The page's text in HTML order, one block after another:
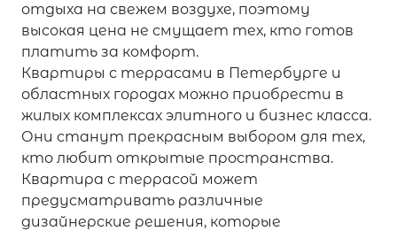
отдыха на свежем воздухе, поэтому
высокая цена не смущает тех, кто готов
платить за комфорт.
Квартиры с террасами в Петербурге и
областных городах можно приобрести в
жилых комплексах элитного и бизнес класса.
Они станут прекрасным выбором для тех,
кто любит открытые пространства.
Квартира с террасой может
предусматривать различные
дизайнерские решения, которые